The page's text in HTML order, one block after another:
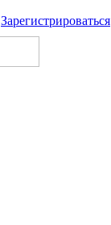
Зарегистрироваться